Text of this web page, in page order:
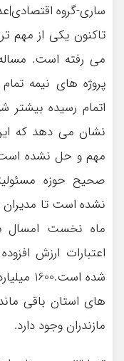
ساری-گروه
تاکنون یکی از مهم
می رفته است.
پروژه های نیمه
اتمام رسیده بیشتر
نشان می دهد که
مهم و حل نشده است
صحیح حوزه
نشده است تا
اعتبارات ارزش
شده
مازندران وجود دارد.